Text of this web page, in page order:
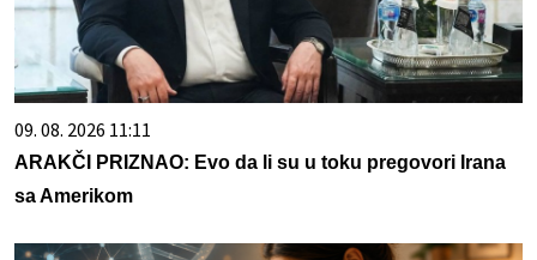
09. 08. 2026 11:11
ARAKČI PRIZNAO: Evo da li su u toku pregovori Irana
sa Amerikom